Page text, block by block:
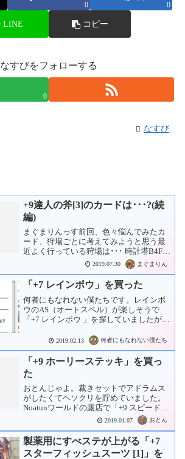
0 0
LINE コピー
なすびをフォローする
0
なすび
+9達人の斧[3]のカードは･･･?(続
編)
まぐまりんっす前回、色々悩んでみたカ
ード、狩場ごとに考えてみようと思う最
近よく行っている狩場は･･･ 時計塔B4F ｱ
ﾋﾞｽﾌﾞﾚｲｸB3F ゲフェン02 バリオ森 GH地
下監獄00等々...この中で、バースリーと
ハンターフライは1確狩りが...
2019.07.30 まぐまりん
「+7 レインボウ」を買った
何者にもなれない僕たちです。レインボ
ウのAS（オートスペル）が楽しそうで
「+7 レインボウ 」を探していましたが、
とはおかんの分も探さないと。
2019.02.13 何者にもなれない僕たち
「+9 ホーリーステッキ」を買っ
た
おとんじゃよ。裁きセットでアドラムス
がしたくてヘソクリを貯めていました。
Noatunワールドの露店で「+9 スピードス
ター ホーリーステッキ 」を見つけまし
た。値段は280Kz（280Mz相当）。相場
より少し安い気がします。「これは！」
と思...
2019.01.07 おとん
製薬用にすべステが上がる「+7
スターフィッシュスーツ [1]」を